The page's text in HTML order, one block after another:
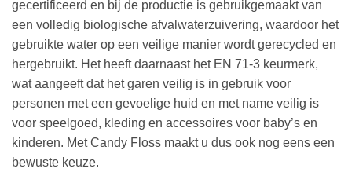
gecertificeerd en bij de productie is gebruikgemaakt van
een volledig biologische afvalwaterzuivering, waardoor het
gebruikte water op een veilige manier wordt gerecycled en
hergebruikt. Het heeft daarnaast het EN 71-3 keurmerk,
wat aangeeft dat het garen veilig is in gebruik voor
personen met een gevoelige huid en met name veilig is
voor speelgoed, kleding en accessoires voor baby’s en
kinderen. Met Candy Floss maakt u dus ook nog eens een
bewuste keuze.